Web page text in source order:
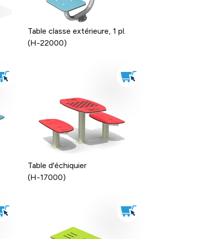
Table classe extérieure, 1 pl.
(H-22000)
Table d'échiquier
(H-17000)